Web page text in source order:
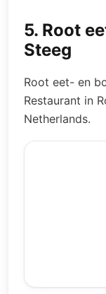
5. Root
Steeg
Root eet- en
Restaurant in
Netherlands.